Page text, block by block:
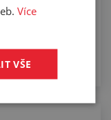
Více
VŠE